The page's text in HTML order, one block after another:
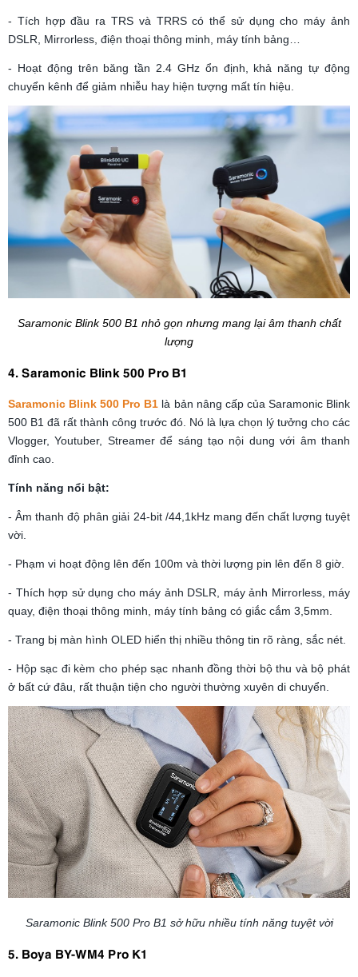
- Tích hợp đầu ra TRS và TRRS có thể sử dụng cho máy ảnh
DSLR, Mirrorless, điện thoại thông minh, máy tính bảng…
- Hoạt động trên băng tần 2.4 GHz ổn định, khả năng tự động
chuyển kênh để giảm nhiễu hay hiện tượng mất tín hiệu.
Saramonic Blink 500 B1 nhỏ gọn nhưng mang lại âm thanh chất
lượng
4. Saramonic Blink 500 Pro B1
Saramonic Blink 500 Pro B1 là bản nâng cấp của Saramonic Blink
500 B1 đã rất thành công trước đó. Nó là lựa chọn lý tưởng cho các
Vlogger, Youtuber, Streamer để sáng tạo nội dung với âm thanh
đỉnh cao.
Tính năng nổi bật:
- Âm thanh độ phân giải 24-bit /44,1kHz mang đến chất lượng tuyệt
vời.
- Phạm vi hoạt động lên đến 100m và thời lượng pin lên đến 8 giờ.
- Thích hợp sử dụng cho máy ảnh DSLR, máy ảnh Mirrorless, máy
quay, điện thoại thông minh, máy tính bảng có giắc cắm 3,5mm.
- Trang bị màn hình OLED hiển thị nhiều thông tin rõ ràng, sắc nét.
- Hộp sạc đi kèm cho phép sạc nhanh đồng thời bộ thu và bộ phát
ở bất cứ đâu, rất thuận tiện cho người thường xuyên di chuyển.
Saramonic Blink 500 Pro B1 sở hữu nhiều tính năng tuyệt vời
5. Boya BY-WM4 Pro K1